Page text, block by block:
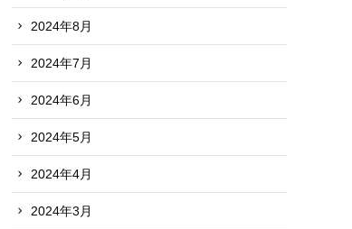
2024年8月
2024年7月
2024年6月
2024年5月
2024年4月
2024年3月